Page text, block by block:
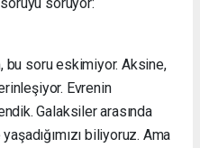
soru eskimiyor. Aksine,
Evrenin
Galaksiler arasında
biliyoruz. Ama